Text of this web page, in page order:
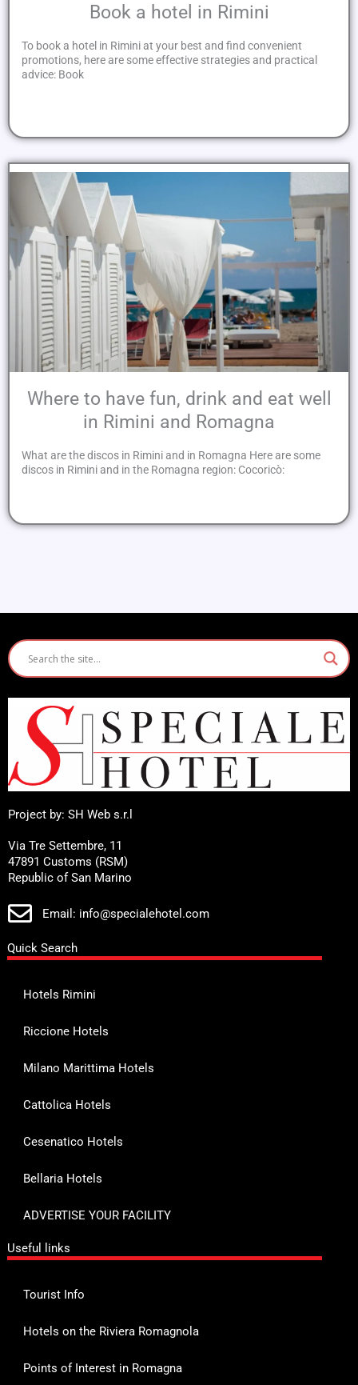
Book a hotel in Rimini
To book a hotel in Rimini at your best and find convenient
promotions, here are some effective strategies and practical
advice: Book
Where to have fun, drink and eat well
in Rimini and Romagna
What are the discos in Rimini and in Romagna Here are some
discos in Rimini and in the Romagna region: Cocoricò:
Project by: SH Web s.r.l
Via Tre Settembre, 11
47891 Customs (RSM)
Republic of San Marino
Email: info@specialehotel.com
Quick Search
Hotels Rimini
Riccione Hotels
Milano Marittima Hotels
Cattolica Hotels
Cesenatico Hotels
Bellaria Hotels
ADVERTISE YOUR FACILITY
Useful links
Tourist Info
Hotels on the Riviera Romagnola
Points of Interest in Romagna